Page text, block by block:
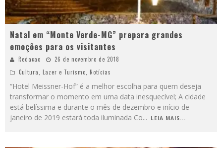
Natal em “Monte Verde-MG” prepara grandes
emoções para os visitantes
Redacao
26 de novembro de 2018
Cultura, Lazer e Turismo, Notícias
“Hotel Meissner-Hof” é a melhor escolha para quem deseja
transformar o momento em uma data inesquecível; A cidade
está belíssima e durante o mês de dezembro e início de
janeiro de 2019 estará toda iluminada Co... LEIA MAIS...